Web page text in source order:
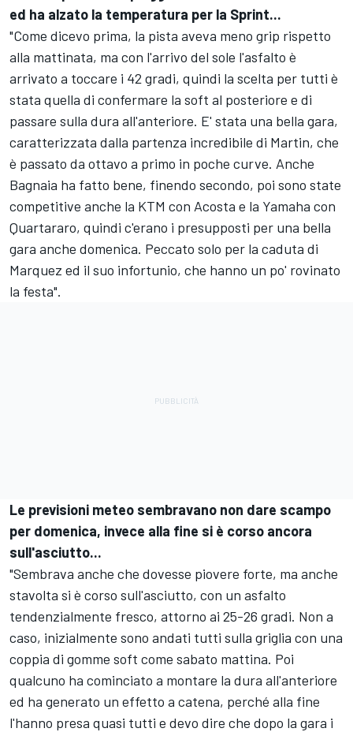
ed ha alzato la temperatura per la Sprint...
"Come dicevo prima, la pista aveva meno grip rispetto
alla mattinata, ma con l'arrivo del sole l'asfalto è
arrivato a toccare i 42 gradi, quindi la scelta per tutti è
stata quella di confermare la soft al posteriore e di
passare sulla dura all'anteriore. E' stata una bella gara,
caratterizzata dalla partenza incredibile di Martin, che
è passato da ottavo a primo in poche curve. Anche
Bagnaia ha fatto bene, finendo secondo, poi sono state
competitive anche la KTM con Acosta e la Yamaha con
Quartararo, quindi c'erano i presupposti per una bella
gara anche domenica. Peccato solo per la caduta di
Marquez ed il suo infortunio, che hanno un po' rovinato
la festa".
Le previsioni meteo sembravano non dare scampo
per domenica, invece alla fine si è corso ancora
sull'asciutto...
"Sembrava anche che dovesse piovere forte, ma anche
stavolta si è corso sull'asciutto, con un asfalto
tendenzialmente fresco, attorno ai 25-26 gradi. Non a
caso, inizialmente sono andati tutti sulla griglia con una
coppia di gomme soft come sabato mattina. Poi
qualcuno ha cominciato a montare la dura all'anteriore
ed ha generato un effetto a catena, perché alla fine
l'hanno presa quasi tutti e devo dire che dopo la gara i